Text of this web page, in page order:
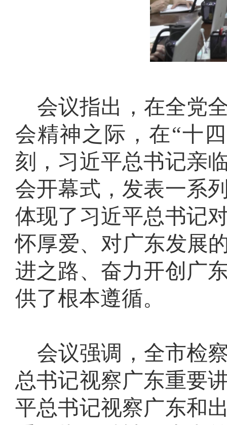
会议指出，在全党
会精神之际，在“十
刻，习近平总书记亲
会开幕式，发表一系
体现了习近平总书记
怀厚爱、对广东发展
进之路、奋力开创广
供了根本遵循。
会议强调，全市检
总书记视察广东重要
平总书记视察广东和